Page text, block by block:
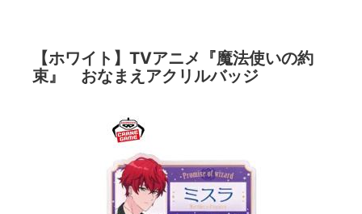
【ホワイト】TVアニメ『魔法使いの約
束』 おなまえアクリルバッジ